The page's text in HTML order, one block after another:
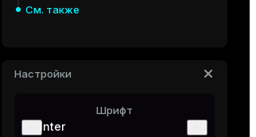
См. также
Настройки
Шрифт
Inter